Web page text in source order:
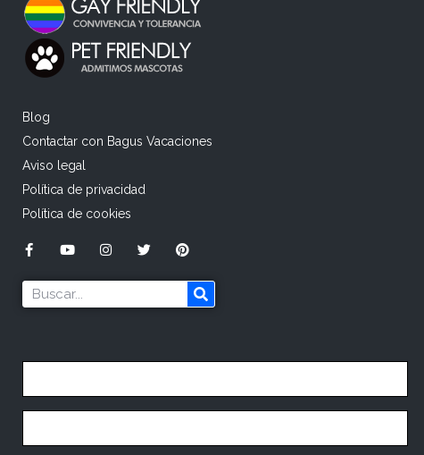
Blog
Contactar con Bagus Vacaciones
Aviso legal
Política de privacidad
Política de cookies